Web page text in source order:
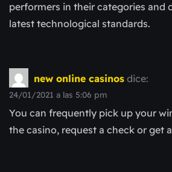
performers in their categories and
latest technological standards.
new online casinos dice:
24/01/2021 a las 5:06 pm
You can frequently pick up your
the casino, request a check or get